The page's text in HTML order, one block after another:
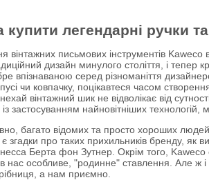
легендарні ручки
вінтажних письмових інструментів Kaweco
дизайн минулого століття, і тепер
впізнаваною серед різноманіття
чи ковпачку, поцікавтеся часом
нехай вінтажний шик не відволікає від
найновітніших технологій,
багато відомих та просто хороших
про таких прихильників бренду, як
Берта фон Зутнер. Окрім того, Kaweco
нас особливе, "родинне" ставлення. Але ж
а нам приємно.